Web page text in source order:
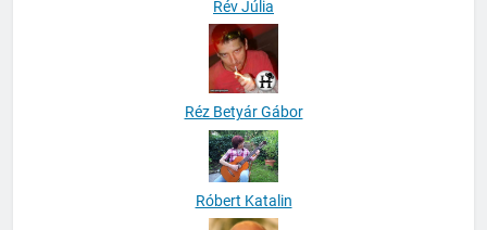
Rév Júlia
Réz Betyár Gábor
Róbert Katalin